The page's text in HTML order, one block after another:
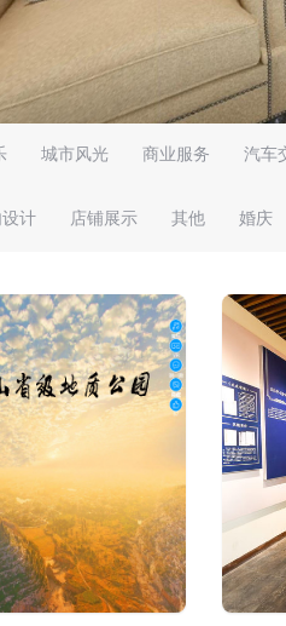
城市风光 商业服务 汽车
计 店铺展示 其他 婚庆